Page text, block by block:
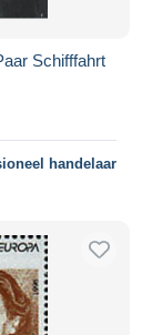
Schifffahrt
handelaar